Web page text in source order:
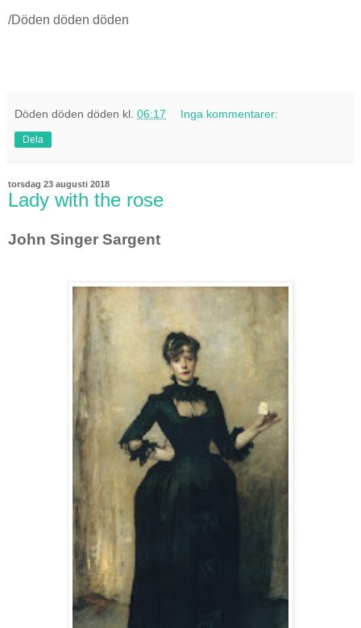
/Döden döden döden
Döden döden döden kl. 06:17 Inga kommentarer:
Dela
torsdag 23 augusti 2018
Lady with the rose
John Singer Sargent